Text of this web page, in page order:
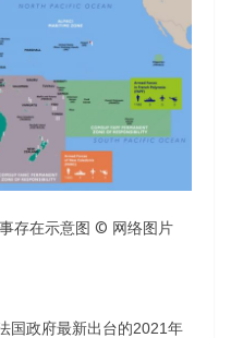
存在示意图 © 网络图片
国政府最新出台的2021年